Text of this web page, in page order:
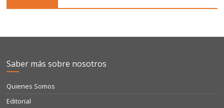
Saber más sobre nosotros
Quienes Somos
Editorial